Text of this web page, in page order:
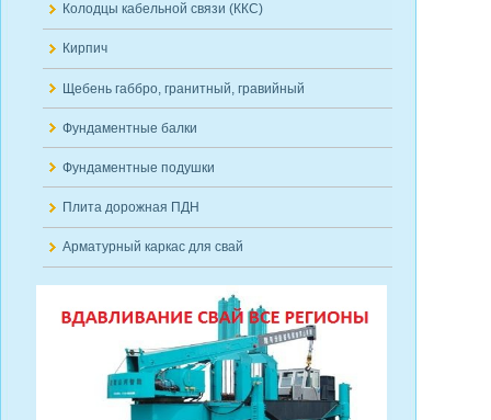
Колодцы кабельной связи (ККС)
Кирпич
Щебень габбро, гранитный, гравийный
Фундаментные балки
Фундаментные подушки
Плита дорожная ПДН
Арматурный каркас для свай